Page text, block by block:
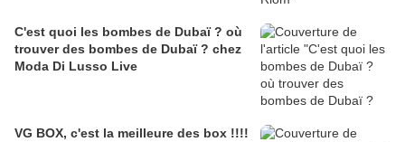
C'est quoi les bombes de Dubaï ? où
trouver des bombes de Dubaï ? chez
Moda Di Lusso Live
VG BOX, c'est la meilleure des box !!!!